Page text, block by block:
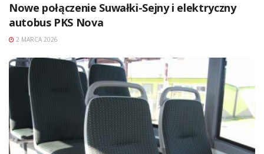
Nowe połączenie Suwałki-Sejny i elektryczny
autobus PKS Nova
2 MARCA 2026